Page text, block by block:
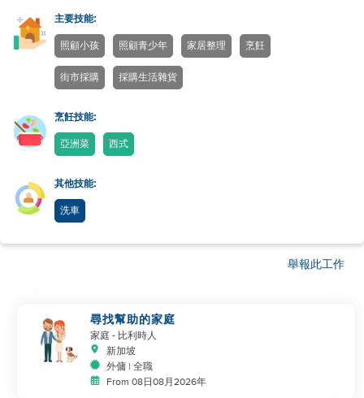
主要技能:
照顧小孩 照顧青少年 家居整理 烹飪
街市採購 採購生活雜貨
烹飪技能:
亞洲菜 西式
其他技能:
洗車
舉報此工作
尋找幫助的家庭
家庭 - 比利時人
新加坡
外傭 | 全職
From 08日08月2026年